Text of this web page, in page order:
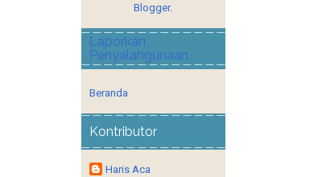
Blogger.
Laporkan
Penyalahgunaan
Beranda
Kontributor
Haris Aca